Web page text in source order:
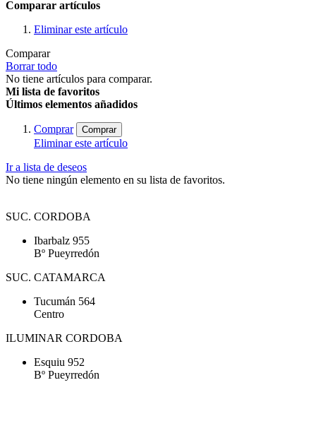
Comparar artículos
Eliminar este artículo
Comparar
Borrar todo
No tiene artículos para comparar.
Mi lista de favoritos
Últimos elementos añadidos
Comprar Comprar
Eliminar este artículo
Ir a lista de deseos
No tiene ningún elemento en su lista de favoritos.
SUC. CORDOBA
Ibarbalz 955
Bº Pueyrredón
SUC. CATAMARCA
Tucumán 564
Centro
ILUMINAR CORDOBA
Esquiu 952
Bº Pueyrredón